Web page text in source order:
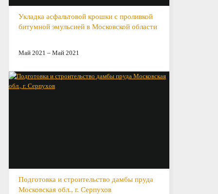
Укладка асфальтовой крошки с проливкой
битумной эмульсией в Московской области
Май 2021 – Май 2021
Подготовка и строительство дамбы пруда
Московская обл., г. Серпухов